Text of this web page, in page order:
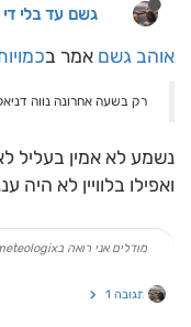
גשם עד בלי די
אוהב גשם אמר ב
רק בשעה אחרונה נווה דניאל עם
נשמע לא אמין בעליל
ואפילו בלוויין לא היה
מודלים אני רואה בmeteologix
תגובה 1